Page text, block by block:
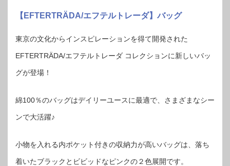
【EFTERTRÄDA/エフテルトレーダ】バッグ
東京の文化からインスピレーションを得て開発された
EFTERTRÄDA/エフテルトレーダ コレクションに新しいバッ
グが登場！
綿100％のバッグはデイリーユースに最適で、さまざまなシー
ンで大活躍♪
小物を入れる内ポケット付きの収納力が高いバッグは、落ち
着いたブラックとビビッドなピンクの２色展開です。